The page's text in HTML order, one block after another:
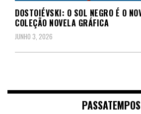
DOSTOIÉVSKI: O SOL NEGRO É O
COLEÇÃO NOVELA GRÁFICA
JUNHO 3, 2026
PASSATEMPOS